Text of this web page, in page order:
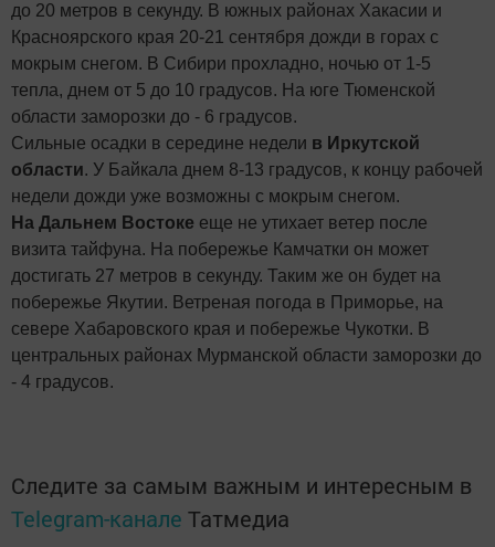
до 20 метров в секунду. В южных районах Хакасии и
Красноярского края 20-21 сентября дожди в горах с
мокрым снегом. В Сибири прохладно, ночью от 1-5
тепла, днем от 5 до 10 градусов. На юге Тюменской
области заморозки до - 6 градусов.
Сильные осадки в середине недели в Иркутской
области. У Байкала днем 8-13 градусов, к концу рабочей
недели дожди уже возможны с мокрым снегом.
На Дальнем Востоке еще не утихает ветер после
визита тайфуна. На побережье Камчатки он может
достигать 27 метров в секунду. Таким же он будет на
побережье Якутии. Ветреная погода в Приморье, на
севере Хабаровского края и побережье Чукотки. В
центральных районах Мурманской области заморозки до
- 4 градусов.
Следите за самым важным и интересным в
Telegram-канале Татмедиа